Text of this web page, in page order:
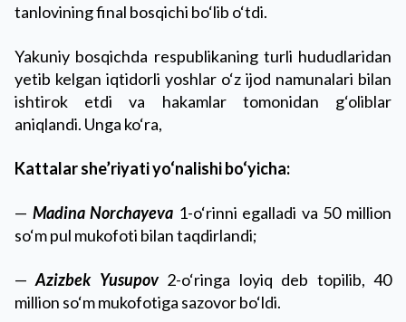
tanlovining final bosqichi bo‘lib o‘tdi.
Yakuniy bosqichda respublikaning turli hududlaridan
yetib kelgan iqtidorli yoshlar o‘z ijod namunalari bilan
ishtirok etdi va hakamlar tomonidan g‘oliblar
aniqlandi. Unga ko‘ra,
Kattalar she’riyati yo‘nalishi bo‘yicha:
— Madina Norchayeva 1-o‘rinni egalladi va 50 million
so‘m pul mukofoti bilan taqdirlandi;
—Azizbek Yusupov2-o‘ringa loyiq deb topilib, 40
million so‘m mukofotiga sazovor bo‘ldi.